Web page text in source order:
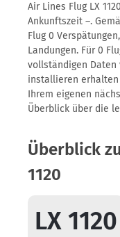
Air Lines Flug LX
Ankunftszeit –.
Flug 0
Landungen. Für 0
vollständigen Daten
installieren erhalten
Ihrem eigenen
Überblick über die
Überblick
1120
LX 1120